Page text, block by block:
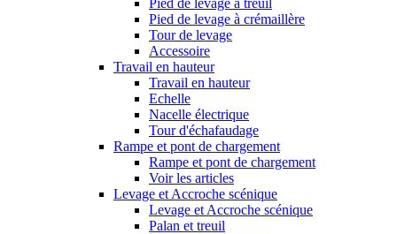
Pied de levage à treuil
Pied de levage à crémaillère
Tour de levage
Accessoire
Travail en hauteur
Travail en hauteur
Echelle
Nacelle électrique
Tour d'échafaudage
Rampe et pont de chargement
Rampe et pont de chargement
Voir les articles
Levage et Accroche scénique
Levage et Accroche scénique
Palan et treuil